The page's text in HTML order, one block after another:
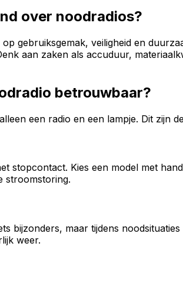
over noodradios?
gebruiksgemak, veiligheid en
aan zaken als accuduur,
betrouwbaar?
een radio en een lampje. Dit zijn
stopcontact. Kies een model met
stroomstoring.
bijzonders, maar tijdens
weer.